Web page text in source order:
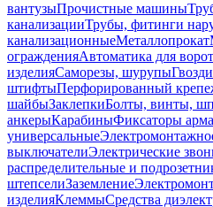
вантузыПрочистные машины
канализацииТрубы, фитинги
канализационныеМеталлопрокат
огражденияАвтоматика для ворот
изделияСаморезы, шурупыГвозди
штифтыПерфорированный
шайбыЗаклепкиБолты, винты,
анкерыКарабиныФиксаторы
универсальные
выключателиЭлектрические
распределительные и
штепселиЗаземление
изделияКлеммыСредства